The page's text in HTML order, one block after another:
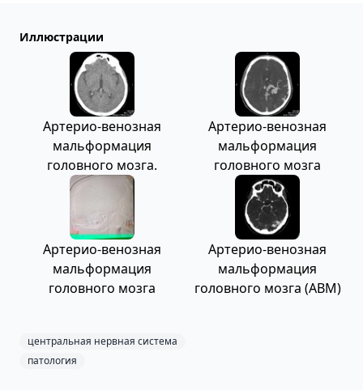
Иллюстрации
Артерио-венозная
мальформация
головного мозга.
Артерио-венозная
мальформация
головного мозга
Артерио-венозная
мальформация
головного мозга
Артерио-венозная
мальформация
головного мозга (АВМ)
центральная нервная система
патология